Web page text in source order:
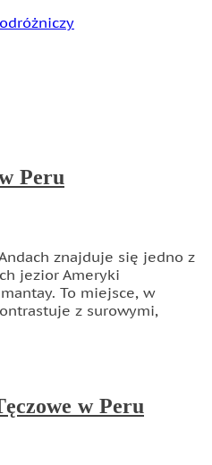
Peru
znajduje się jedno z
jezior Ameryki
To miejsce, w
z surowymi,
w Peru